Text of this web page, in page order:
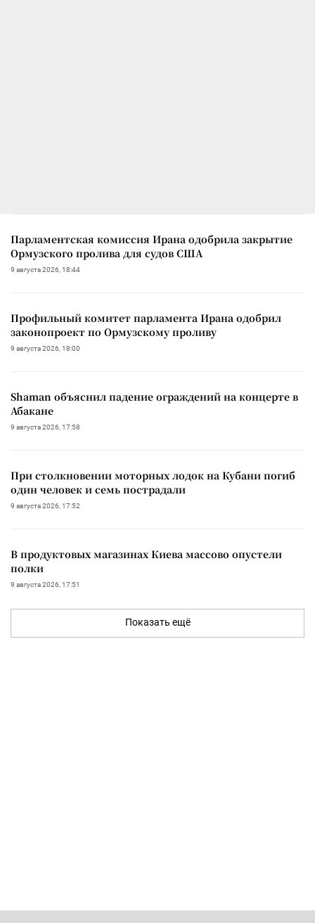
Парламентская комиссия Ирана одобрила закрытие
Ормузского пролива для судов США
9 августа 2026, 18:44
Профильный комитет парламента Ирана одобрил
законопроект по Ормузскому проливу
9 августа 2026, 18:00
Shaman объяснил падение ограждений на концерте в
Абакане
9 августа 2026, 17:58
При столкновении моторных лодок на Кубани погиб
один человек и семь пострадали
9 августа 2026, 17:52
В продуктовых магазинах Киева массово опустели
полки
9 августа 2026, 17:51
Показать ещё